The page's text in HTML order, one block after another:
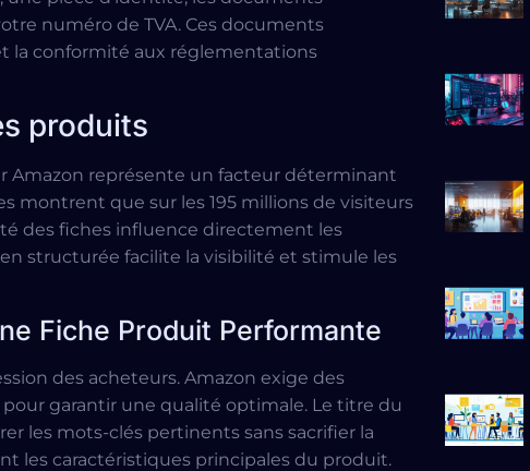
numéro de TVA. Ces documents
la conformité aux réglementations
produits
Amazon représente un facteur déterminant
montrent que sur les 195 millions de visiteurs
des fiches influence directement les
structurée facilite la visibilité et stimule les
Fiche Produit Performante
des acheteurs. Amazon exige des
garantir une qualité optimale. Le titre du
les mots-clés pertinents sans sacrifier la
les caractéristiques principales du produit.